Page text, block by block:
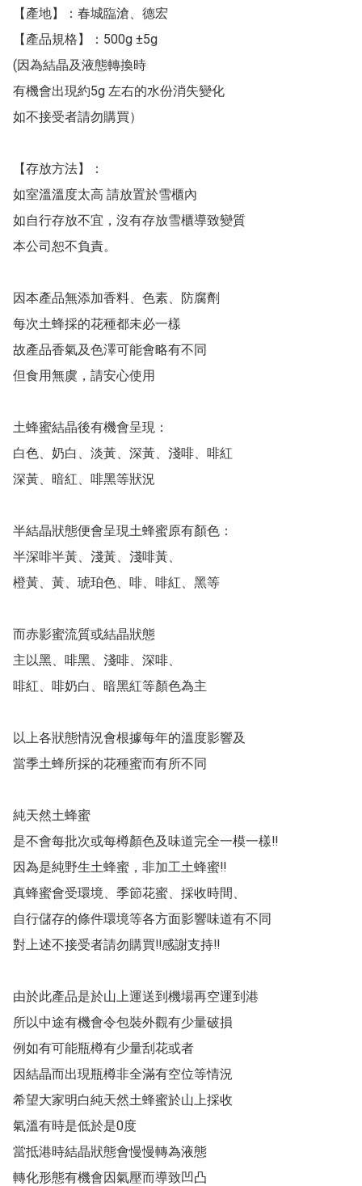
【產地】：春城臨滄、德宏
【產品規格】：500g ±5g
(因為結晶及液態轉換時
有機會出現約5g 左右的水份消失變化
如不接受者請勿購買）
【存放方法】：
如室溫溫度太高 請放置於雪櫃內
如自行存放不宜，沒有存放雪櫃導致變質
本公司恕不負責。
因本產品無添加香料、色素、防腐劑
每次土蜂採的花種都未必一樣
故產品香氣及色澤可能會略有不同
但食用無虞，請安心使用
土蜂蜜結晶後有機會呈現：
白色、奶白、淡黃、深黃、淺啡、啡紅
深黃、暗紅、啡黑等狀況
半結晶狀態便會呈現土蜂蜜原有顏色：
半深啡半黃、淺黃、淺啡黃、
橙黃、黃、琥珀色、啡、啡紅、黑等
而赤影蜜流質或結晶狀態
主以黑、啡黑、淺啡、深啡、
啡紅、啡奶白、暗黑紅等顏色為主
以上各狀態情況會根據每年的溫度影響及
當季土蜂所採的花種蜜而有所不同
純天然土蜂蜜
是不會每批次或每樽顏色及味道完全一模一樣‼️
因為是純野生土蜂蜜，非加工土蜂蜜‼️
真蜂蜜會受環境、季節花蜜、採收時間、
自行儲存的條件環境等各方面影響味道有不同
對上述不接受者請勿購買‼️感謝支持‼️
由於此產品是於山上運送到機場再空運到港
所以中途有機會令包裝外觀有少量破損
例如有可能瓶樽有少量刮花或者
因結晶而出現瓶樽非全滿有空位等情況
希望大家明白純天然土蜂蜜於山上採收
氣溫有時是低於是0度
當抵港時結晶狀態會慢慢轉為液態
轉化形態有機會因氣壓而導致凹凸